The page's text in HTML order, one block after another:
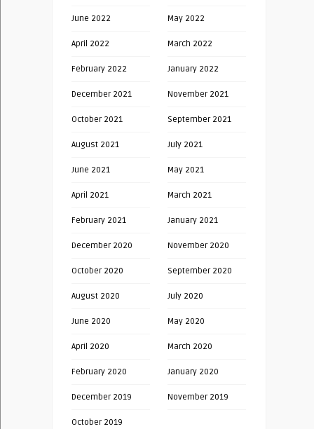
June 2022 May 2022
April 2022 March 2022
February 2022 January 2022
December 2021 November 2021
October 2021 September 2021
August 2021 July 2021
June 2021 May 2021
April 2021 March 2021
February 2021 January 2021
December 2020 November 2020
October 2020 September 2020
August 2020 July 2020
June 2020 May 2020
April 2020 March 2020
February 2020 January 2020
December 2019 November 2019
October 2019